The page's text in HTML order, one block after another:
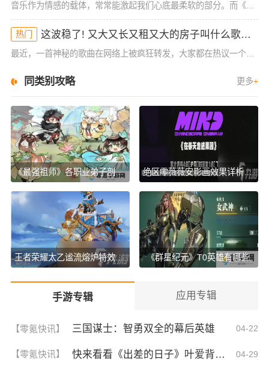
热门 这波稳了! 又大又长又租又大的房子叫什么歌？背后真相曝光！
最近，一首神秘的歌曲在网络上被疯狂转发，大家都在热议一个问题：“又大又长又租又大的房子叫什么歌？”这首歌不仅因为歌词内容引发了大家的好奇，而且背后隐藏着不为人知的故事。今天，我们就来解密这首歌的来龙去
同类别攻略 更多+
《最强祖师》各职业弟子剖析,助你了解职业特点 绝区零薇薇安影画效果详析,展现独特视觉体验
王者荣耀太乙谧流熔炉特效咋展示,特效展示方法介绍 《群星纪元》T0英雄有哪些,
手游专辑 应用专辑
【零氪快讯】 三国谋士：智勇双全的幕后英雄 04-22
【零氪快讯】 快来看看《出差的日子》叶爱背后的深刻故事！竟然让人泪崩的原因 04-29